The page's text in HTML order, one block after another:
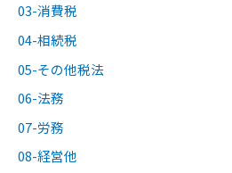
03-消費税
04-相続税
05-その他税法
06-法務
07-労務
08-経営他